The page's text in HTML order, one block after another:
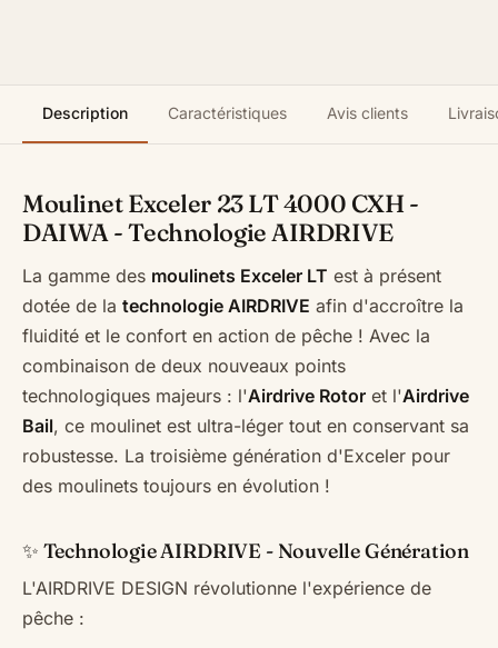
Description Caractéristiques Avis clients
Moulinet Exceler 23 LT 4000 CXH -
DAIWA - Technologie AIRDRIVE
La gamme des moulinets Exceler LT est à présent
dotée de la technologie AIRDRIVE afin d'accroître la
fluidité et le confort en action de pêche ! Avec la
combinaison de deux nouveaux points
technologiques majeurs : l'Airdrive Rotor et l'Airdrive
Bail, ce moulinet est ultra-léger tout en conservant sa
robustesse. La troisième génération d'Exceler pour
des moulinets toujours en évolution !
✨ Technologie AIRDRIVE - Nouvelle Génération
L'AIRDRIVE DESIGN révolutionne l'expérience de
pêche :